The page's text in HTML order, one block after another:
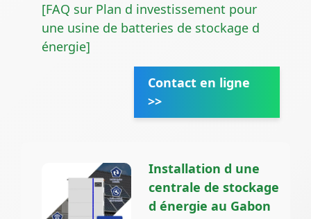
[FAQ sur Plan d investissement pour
une usine de batteries de stockage d
énergie]
Contact en ligne
>>
Installation d une
centrale de stockage
d énergie au Gabon